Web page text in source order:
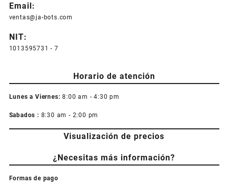
Email:
ventas@ja-bots.com
NIT:
1013595731 - 7
Horario de atención
Lunes a Viernes: 8:00 am - 4:30 pm
Sabados : 8:30 am - 2:00 pm
Visualización de precios
¿Necesitas más información?
Formas de pago